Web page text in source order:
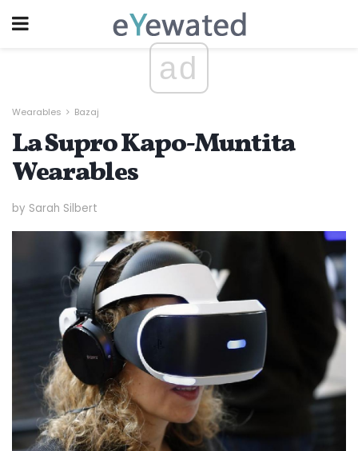
ad
Wearables Bazaj
La Supro Kapo-Muntita
Wearables
by Sarah Silbert